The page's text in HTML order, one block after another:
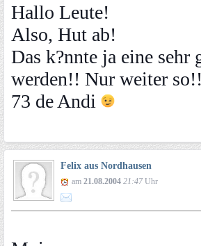
Hallo Leute!
Also, Hut ab!
Das k?nnte ja eine
werden!! Nur weiter so!!
73 de Andi
Felix aus Nordhausen
am 21.08.2004 21:47Uhr